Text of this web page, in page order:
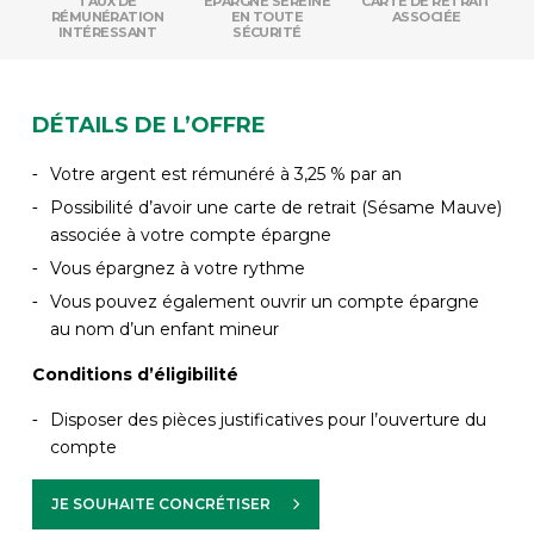
RÉMUNÉRATION
INTÉRESSANT
EN TOUTE
SÉCURITÉ
ASSOCIÉE
DÉTAILS DE L’OFFRE
Votre argent est rémunéré à 3,25 % par an
Possibilité d’avoir une carte de retrait (Sésame Mauve)
associée à votre compte épargne
Vous épargnez à votre rythme
Vous pouvez également ouvrir un compte épargne
au nom d’un enfant mineur
Conditions d’éligibilité
Disposer des pièces justificatives pour l’ouverture du
compte
JE SOUHAITE CONCRÉTISER